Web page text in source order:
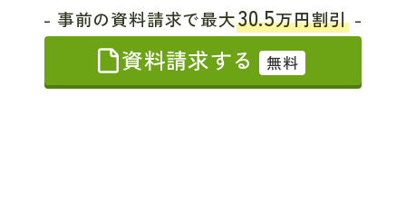
- 事前の資料請求で最大30.5万円割引 -
資料請求する 無料